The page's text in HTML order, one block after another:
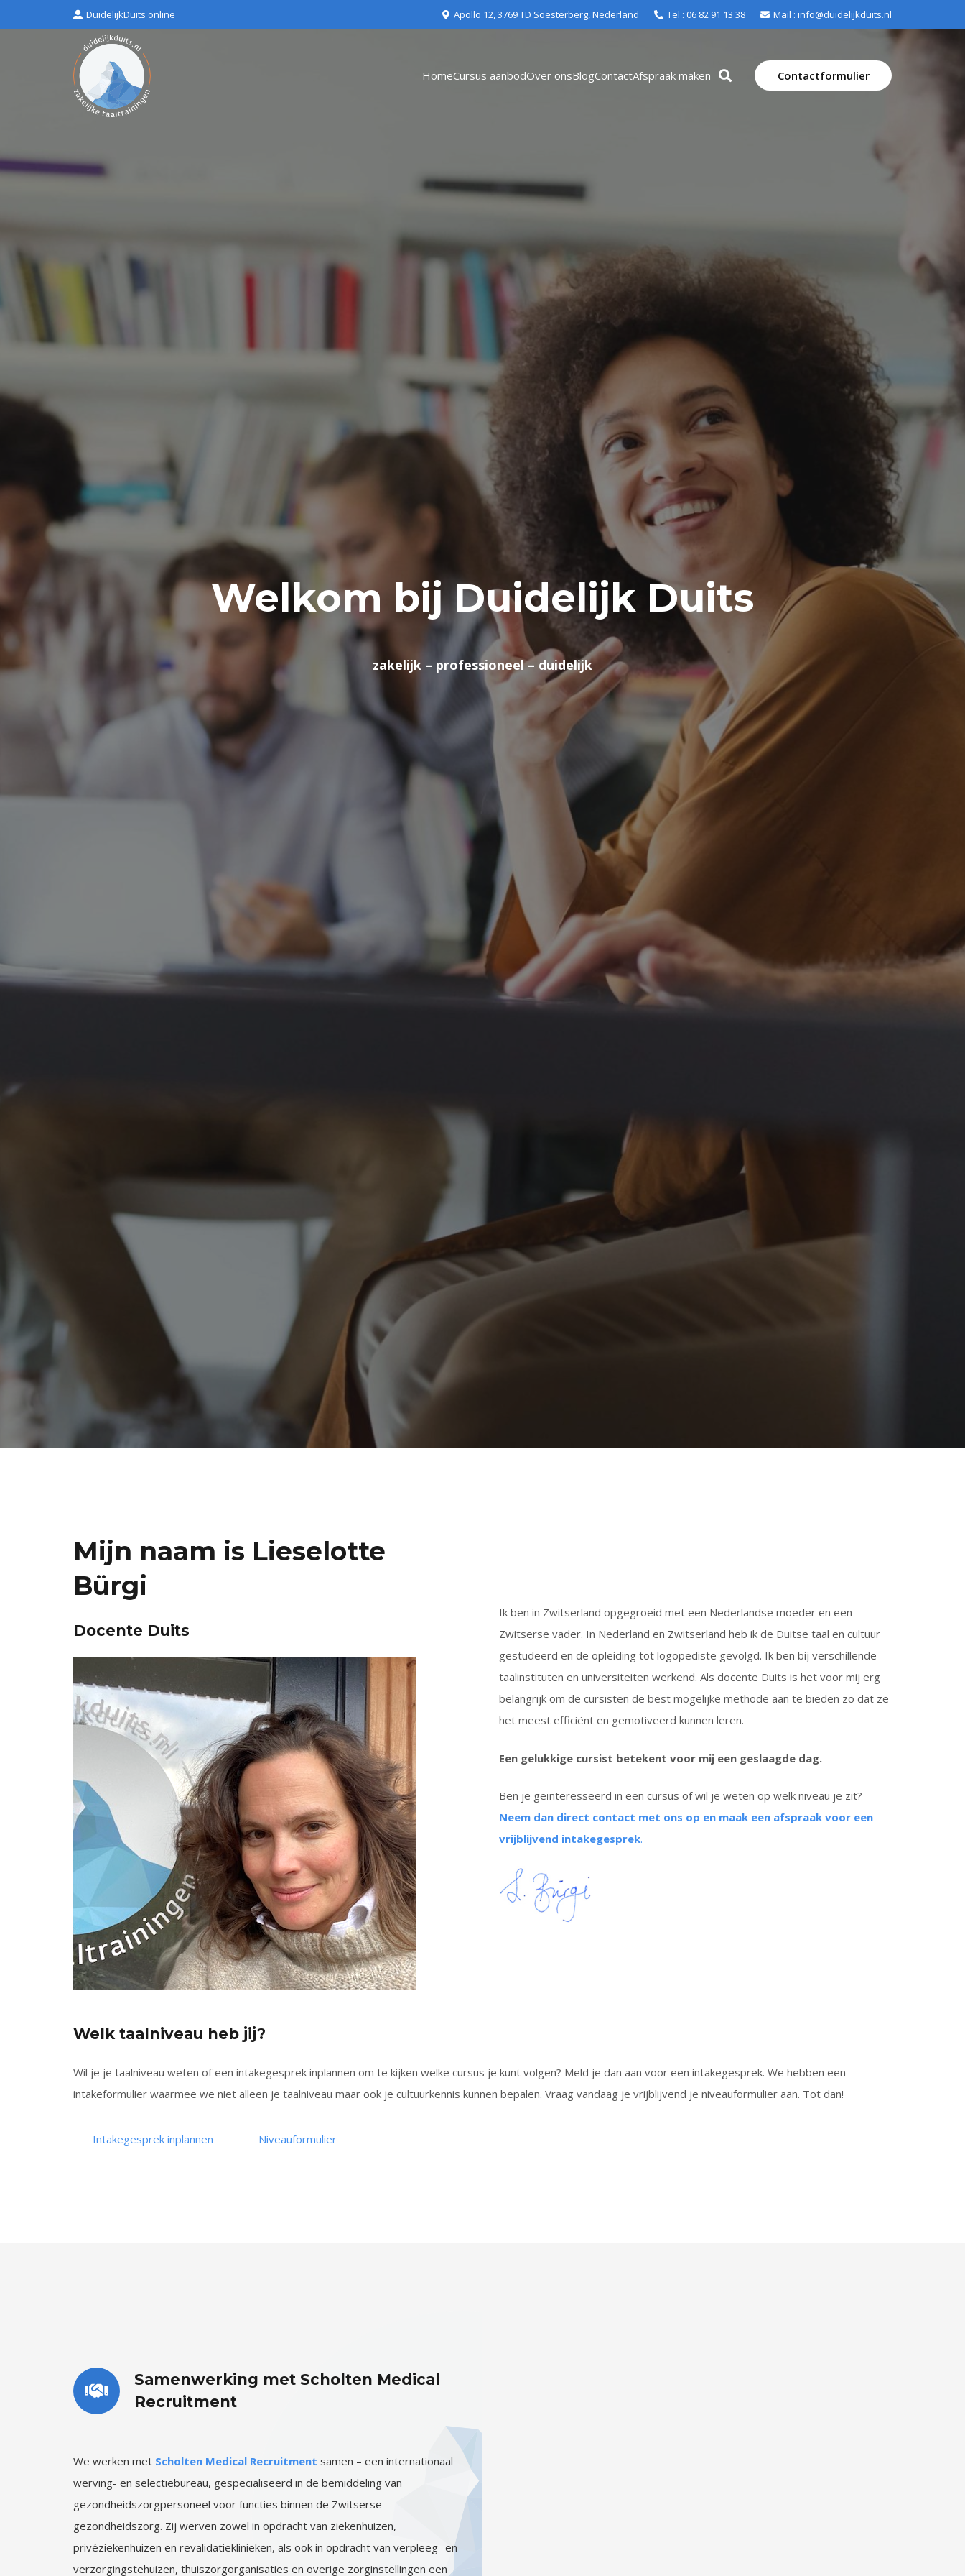
DuidelijkDuits online Apollo 12, 3769 TD Soesterberg, Nederland Tel : 06 82 91 13 38 Mail : info@duidelijkduits.nl
HomeCursus aanbodOver onsBlogContactAfspraak maken Contactformulier
Welkom bij Duidelijk Duits
zakelijk – professioneel – duidelijk
Mijn naam is Lieselotte
Bürgi
Docente Duits
Ik ben in Zwitserland opgegroeid met een Nederlandse moeder en een
Zwitserse vader. In Nederland en Zwitserland heb ik de Duitse taal en cultuur
gestudeerd en de opleiding tot logopediste gevolgd. Ik ben bij verschillende
taalinstituten en universiteiten werkend. Als docente Duits is het voor mij erg
belangrijk om de cursisten de best mogelijke methode aan te bieden zo dat ze
het meest efficiënt en gemotiveerd kunnen leren.
Een gelukkige cursist betekent voor mij een geslaagde dag.
Ben je geïnteresseerd in een cursus of wil je weten op welk niveau je zit?
Neem dan direct contact met ons op en maak een afspraak voor een
vrijblijvend intakegesprek.
Welk taalniveau heb jij?
Wil je je taalniveau weten of een intakegesprek inplannen om te kijken welke cursus je kunt volgen? Meld je dan aan voor een intakegesprek. We hebben een
intakeformulier waarmee we niet alleen je taalniveau maar ook je cultuurkennis kunnen bepalen. Vraag vandaag je vrijblijvend je niveauformulier aan. Tot dan!
Intakegesprek inplannen Niveauformulier
Samenwerking met Scholten Medical
Recruitment
We werken met Scholten Medical Recruitment samen – een internationaal
werving- en selectiebureau, gespecialiseerd in de bemiddeling van
gezondheidszorgpersoneel voor functies binnen de Zwitserse
gezondheidszorg. Zij werven zowel in opdracht van ziekenhuizen,
privéziekenhuizen en revalidatieklinieken, als ook in opdracht van verpleeg- en
verzorgingstehuizen, thuiszorgorganisaties en overige zorginstellingen een